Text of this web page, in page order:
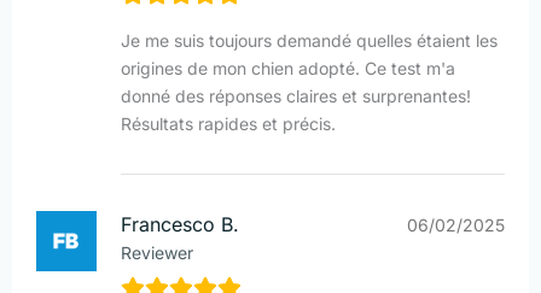
Je me suis toujours demandé quelles étaient les
origines de mon chien adopté. Ce test m'a
donné des réponses claires et surprenantes!
Résultats rapides et précis.
Francesco B.
Reviewer
06/02/2025